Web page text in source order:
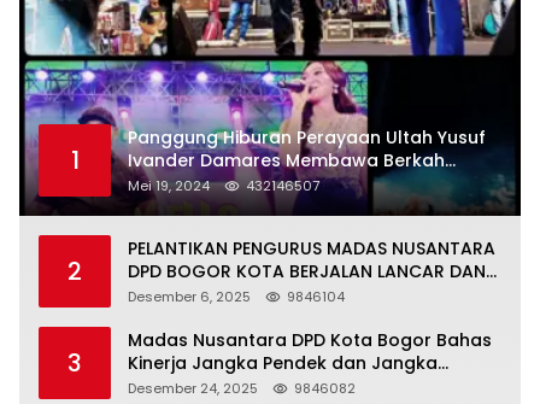
1
Panggung Hiburan Perayaan Ultah Yusuf
Ivander Damares Membawa Berkah
Warga Kejapanan
Mei 19, 2024 432146507
2
PELANTIKAN PENGURUS MADAS NUSANTARA
DPD BOGOR KOTA BERJALAN LANCAR DAN
KHIDMAT
Desember 6, 2025 9846104
3
Madas Nusantara DPD Kota Bogor Bahas
Kinerja Jangka Pendek dan Jangka
Panjang
Desember 24, 2025 9846082